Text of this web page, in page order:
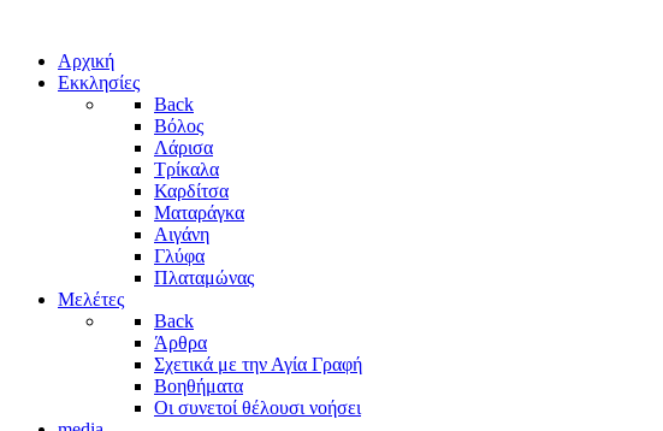
Αρχική
Εκκλησίες
Back
Βόλος
Λάρισα
Τρίκαλα
Καρδίτσα
Ματαράγκα
Αιγάνη
Γλύφα
Πλαταμώνας
Μελέτες
Back
Άρθρα
Σχετικά με την Αγία Γραφή
Βοηθήματα
Οι συνετοί θέλουσι νοήσει